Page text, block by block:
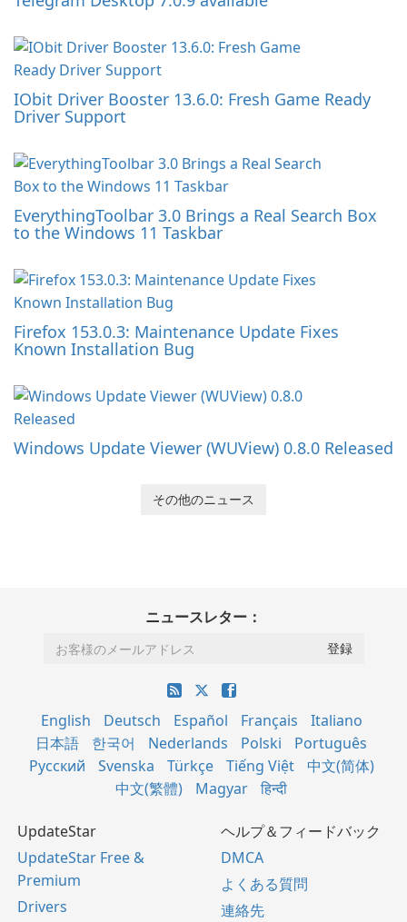
IObit Driver Booster 13.6.0: Fresh Game Ready
Driver Support
EverythingToolbar 3.0 Brings a Real Search Box
to the Windows 11 Taskbar
Firefox 153.0.3: Maintenance Update Fixes
Known Installation Bug
Windows Update Viewer (WUView) 0.8.0 Released
その他のニュース
ニュースレター：
English Deutsch Español Français
Italiano
日本語
한국어 Nederlands Polski
Português
Русский
Svenska Türkçe Tiếng Việt
中文(简体)
中文(繁體)
Magyar हिन्दी
UpdateStar
UpdateStar Free &
Premium
Drivers
ヘルプ＆フィードバック
DMCA
よくある質問
連絡先